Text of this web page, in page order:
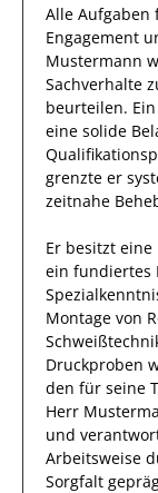
Alle Aufgaben
Engagement
Mustermann
Sachverhalte
beurteilen.
eine solide
grenzte er
zeitnahe
Er besitzt
ein fundiertes
Montage von
Druckproben
den für seine
Herr
und
Arbeitsweise
Sorgfalt